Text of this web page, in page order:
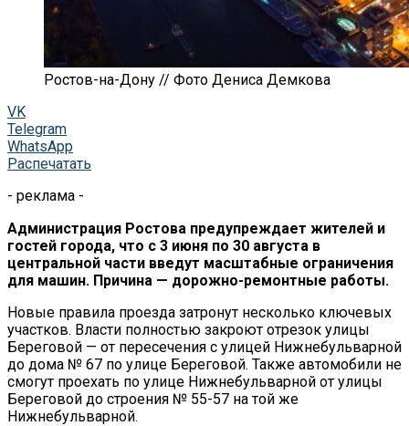
Ростов-на-Дону // Фото Дениса Демкова
VK
Telegram
WhatsApp
Распечатать
- реклама -
Администрация Ростова предупреждает жителей и
гостей города, что с 3 июня по 30 августа в
центральной части введут масштабные ограничения
для машин. Причина — дорожно-ремонтные работы.
Новые правила проезда затронут несколько ключевых
участков. Власти полностью закроют отрезок улицы
Береговой — от пересечения с улицей Нижнебульварной
до дома № 67 по улице Береговой. Также автомобили не
смогут проехать по улице Нижнебульварной от улицы
Береговой до строения № 55-57 на той же
Нижнебульварной.